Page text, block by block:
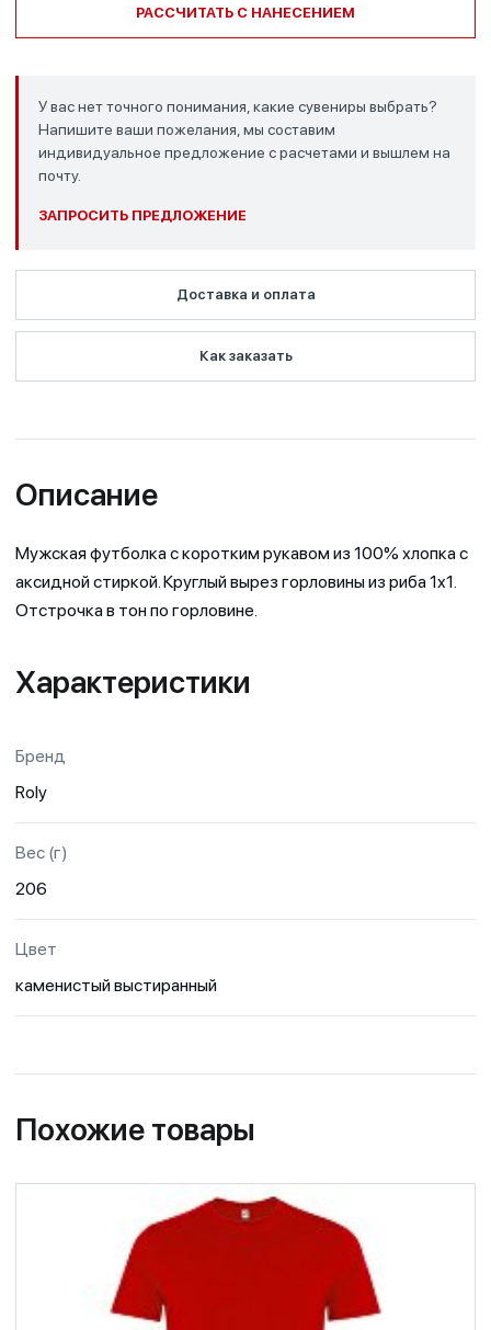
РАССЧИТАТЬ С НАНЕСЕНИЕМ
У вас нет точного понимания, какие сувениры выбрать?
Напишите ваши пожелания, мы составим
индивидуальное предложение с расчетами и вышлем на
почту.
ЗАПРОСИТЬ ПРЕДЛОЖЕНИЕ
Доставка и оплата
Как заказать
Описание
Мужская футболка с коротким рукавом из 100% хлопка с
аксидной стиркой. Круглый вырез горловины из риба 1х1.
Отстрочка в тон по горловине.
Характеристики
Бренд
Roly
Вес (г)
206
Цвет
каменистый выстиранный
Похожие товары